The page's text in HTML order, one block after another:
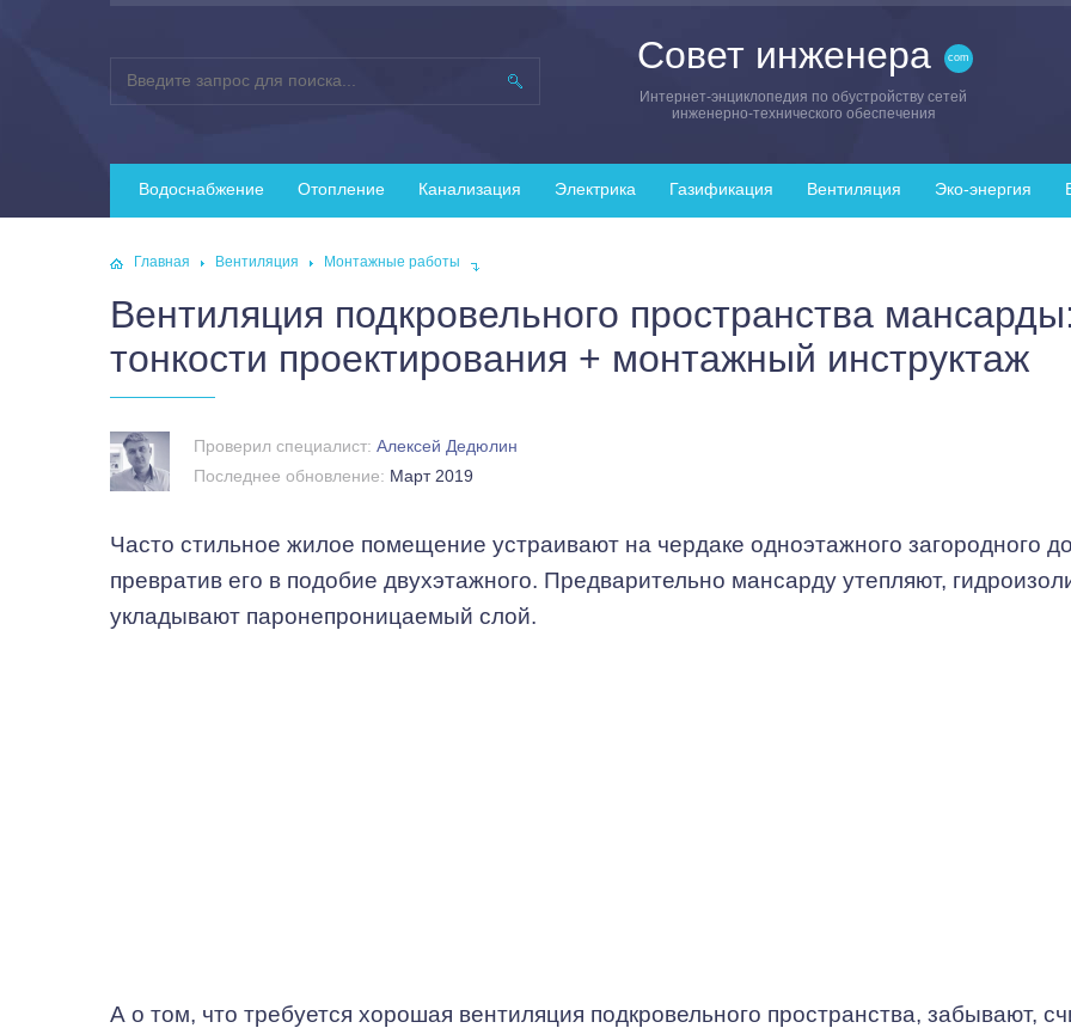
Совет инженера
Интернет-энциклопедия по обустройству сетей
инженерно-технического обеспечения
Водоснабжение Отопление Канализация Электрика Газификация Вентиляция Эко-энергия
Главная Вентиляция Монтажные работы
Вентиляция подкровельного пространства
тонкости проектирования + монтажный инструктаж
Проверил специалист: Алексей Дедюлин
Последнее обновление: Март 2019
Часто стильное жилое помещение устраивают на чердаке одноэтажного загородного
превратив его в подобие двухэтажного. Предварительно мансарду утепляют,
укладывают паронепроницаемый слой.
А о том, что требуется хорошая вентиляция подкровельного пространства, забывают,